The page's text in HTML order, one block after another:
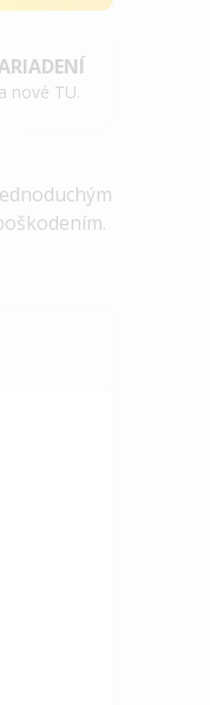
nové TU.